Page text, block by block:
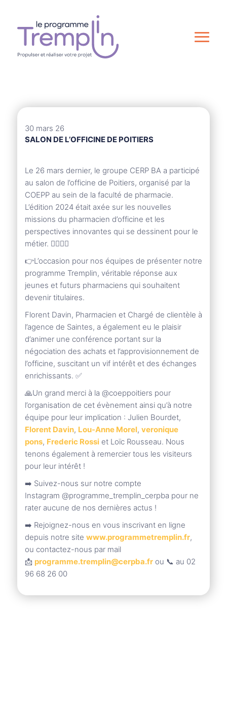
30 mars 26
SALON DE L’OFFICINE DE POITIERS
Le 26 mars dernier, le groupe CERP BA a participé
au salon de l’officine de Poitiers, organisé par la
COEPP au sein de la faculté de pharmacie.
L’édition 2024 était axée sur les nouvelles
missions du pharmacien d’officine et les
perspectives innovantes qui se dessinent pour le
métier. 🧑‍⚕️👩‍⚕️
👉L’occasion pour nos équipes de présenter notre
programme Tremplin, véritable réponse aux
jeunes et futurs pharmaciens qui souhaitent
devenir titulaires.
Florent Davin, Pharmacien et Chargé de clientèle à
l’agence de Saintes, a également eu le plaisir
d’animer une conférence portant sur la
négociation des achats et l’approvisionnement de
l’officine, suscitant un vif intérêt et des échanges
enrichissants. ✅
🙏Un grand merci à la @coeppoitiers pour
l’organisation de cet évènement ainsi qu’à notre
équipe pour leur implication : Julien Bourdet,
Florent Davin, Lou-Anne Morel, veronique
pons, Frederic Rossiet Loïc Rousseau. Nous
tenons également à remercier tous les visiteurs
pour leur intérêt !
➡️ Suivez-nous sur notre compte
Instagram @programme_tremplin_cerpba pour ne
rater aucune de nos dernières actus !
➡️ Rejoignez-nous en vous inscrivant en ligne
depuis notre site www.programmetremplin.fr,
ou contactez-nous par mail
📩 programme.tremplin@cerpba.frou 📞 au 02
96 68 26 00